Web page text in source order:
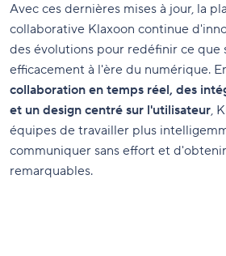
Avec ces dernières mises à jour, la
collaborative Klaxoon continue
des évolutions pour redéfinir ce que
efficacement à l'ère du numérique.
collaboration en temps réel, des
et un design centré sur l'utilisateur,
équipes de travailler plus
communiquer sans effort et
remarquables.